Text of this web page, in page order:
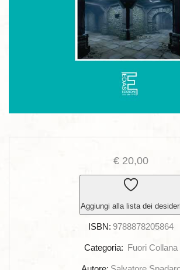
€ 20,00
Aggiungi alla lista dei desideri
ISBN: 9788878205864
Categoria: Fuori Collana